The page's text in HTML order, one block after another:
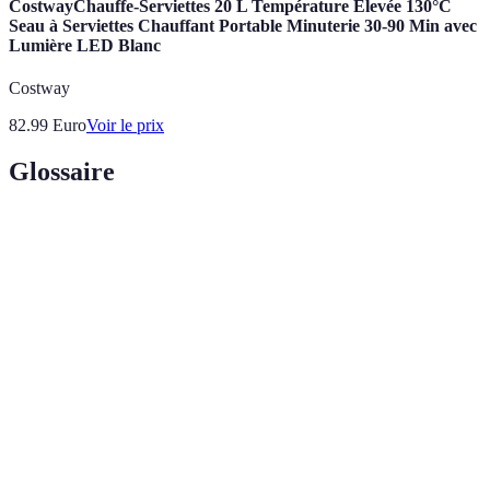
CostwayChauffe-Serviettes 20 L Température Élevée 130°C
Seau à Serviettes Chauffant Portable Minuterie 30-90 Min avec
Lumière LED Blanc
Costway
82.99 EuroVoir le prix
Glossaire